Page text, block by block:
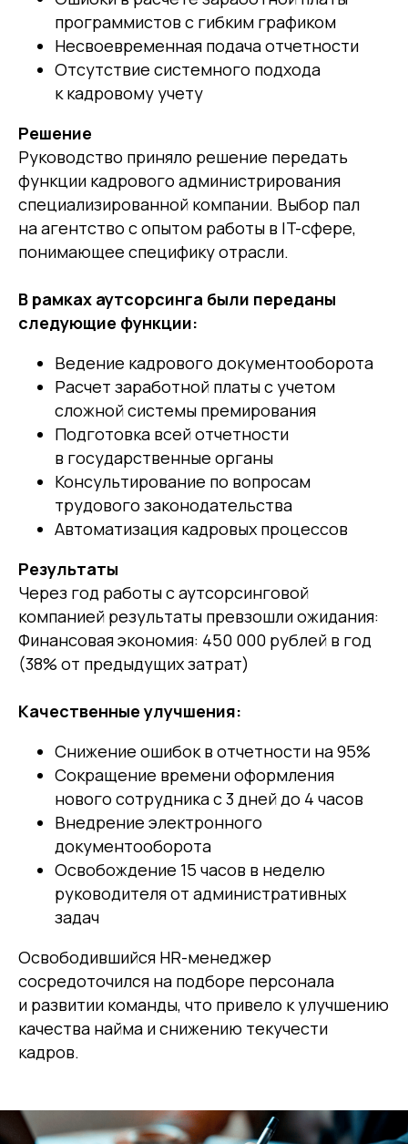
программистов с гибким графиком
Несвоевременная подача отчетности
Отсутствие системного подхода
к кадровому учету
Решение
Руководство приняло решение передать
функции кадрового администрирования
специализированной компании. Выбор пал
на агентство с опытом работы в IT-сфере,
понимающее специфику отрасли.
В рамках аутсорсинга были переданы
следующие функции:
Ведение кадрового документооборота
Расчет заработной платы с учетом
сложной системы премирования
Подготовка всей отчетности
в государственные органы
Консультирование по вопросам
трудового законодательства
Автоматизация кадровых процессов
Результаты
Через год работы с аутсорсинговой
компанией результаты превзошли ожидания:
Финансовая экономия: 450 000 рублей в год
(38% от предыдущих затрат)
Качественные улучшения:
Снижение ошибок в отчетности на 95%
Сокращение времени оформления
нового сотрудника с 3 дней до 4 часов
Внедрение электронного
документооборота
Освобождение 15 часов в неделю
руководителя от административных
задач
Освободившийся HR-менеджер
сосредоточился на подборе персонала
и развитии команды, что привело к улучшению
качества найма и снижению текучести
кадров.